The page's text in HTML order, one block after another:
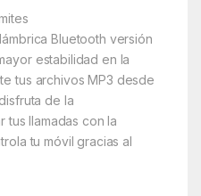
Bluetooth versión
estabilidad en la
tus archivos MP3 desde
de la
tus llamadas con la
tu móvil gracias al